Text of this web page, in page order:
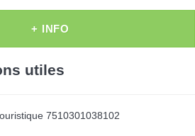
+ INFO
utiles
7510301038102